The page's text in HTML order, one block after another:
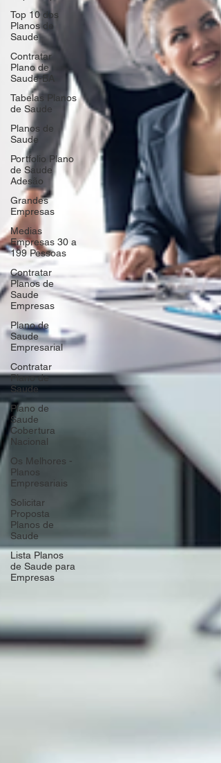
Top 10 dos
Planos de
Saude
Contratar
Plano de
Saude-BA
Tabelas Planos
de Saude
Planos de
Saude
Portfolio Plano
de Saude
Adesão
Grandes
Empresas
Medias
Empresas 30 a
199 Pessoas
Contratar
Planos de
Saude
Empresas
Plano de
Saude
Empresarial
Contratar
Plano de
Saude
Plano de
Saude
Cobertura
Nacional
Os Melhores -
Planos
Empresariais
Solicitar
Proposta
Planos de
Saude
Lista Planos
de Saude para
Empresas